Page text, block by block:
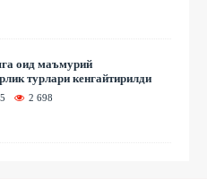
оид маъмурий
турлари кенгайтирилди
2 698